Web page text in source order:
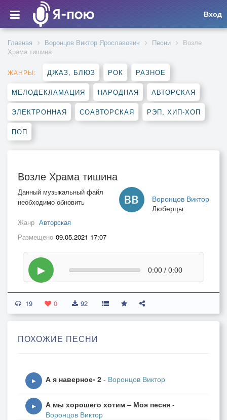
Вход
Главная Воронцов Виктор Ярославович Песни
Возле
Храма тишина
ЖАНРЫ: ДЖАЗ, БЛЮЗ РОК РАЗНОЕ
МЕЛОДЕКЛАМАЦИЯ НАРОДНАЯ АВТОРСКАЯ
ЭЛЕКТРОННАЯ СОАВТОРСКАЯ РЭП, ХИП-ХОП
ПОП
Возле Храма тишина
Воронцов Виктор
Люберцы
Данный музыкальный файл
необходимо обновить
Жанр Авторская
Размещено 09.05.2021 17:07
▶ 0:00 / 0:00
19 0 92
ПОХОЖИЕ ПЕСНИ
▶ А я наверное- 2 - Воронцов Виктор
▶ А мы хорошего хотим – Моя песня -
Воронцов Виктор